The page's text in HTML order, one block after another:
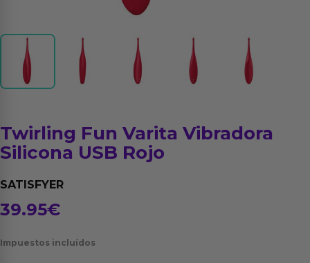
Twirling Fun Varita Vibradora
Silicona USB Rojo
SATISFYER
39.95€
Impuestos incluídos